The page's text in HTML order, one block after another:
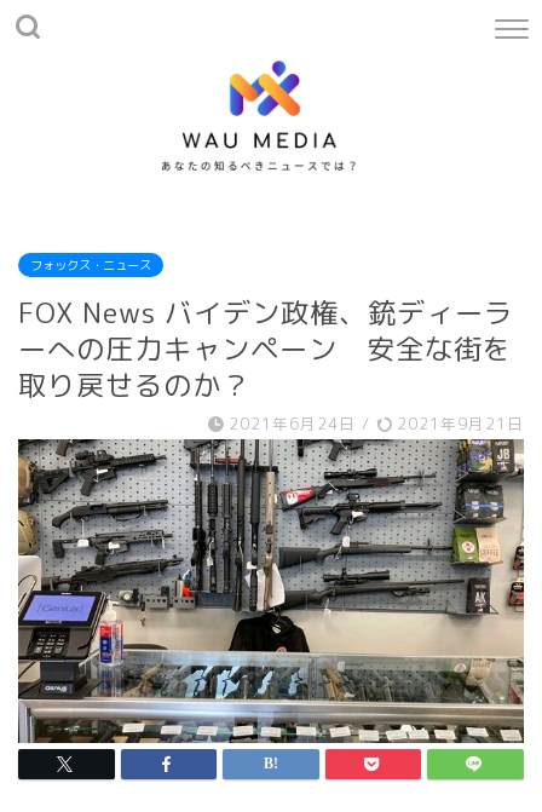
フォックス・ニュース
FOX News バイデン政権、銃ディーラ
ーへの圧力キャンペーン 安全な街を
取り戻せるのか？
2021年6月24日 / 2021年9月21日